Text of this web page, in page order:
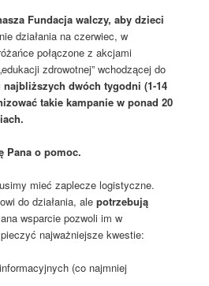
Fundacja walczy, aby dzieci
działania na czerwiec, w
połączone z akcjami
zdrowotnej” wchodzącej do
najbliższych dwóch tygodni (1-14
takie kampanie w ponad 20
Pana o pomoc.
mieć zaplecze logistyczne.
do działania, alepotrzebują
wsparcie pozwoli im w
najważniejsze kwestie:
informacyjnych (co najmniej